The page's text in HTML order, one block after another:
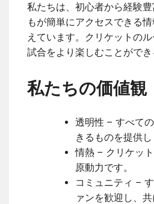
私たちは、初心者から経験
もが簡単にアクセスできる
えています。クリケットのル
試合をより楽しむことができ
私たちの価値観
透明性 – すべて
きるものを提供し
情熱 – クリケッ
原動力です。
コミュニティ –
ァンを歓迎し、